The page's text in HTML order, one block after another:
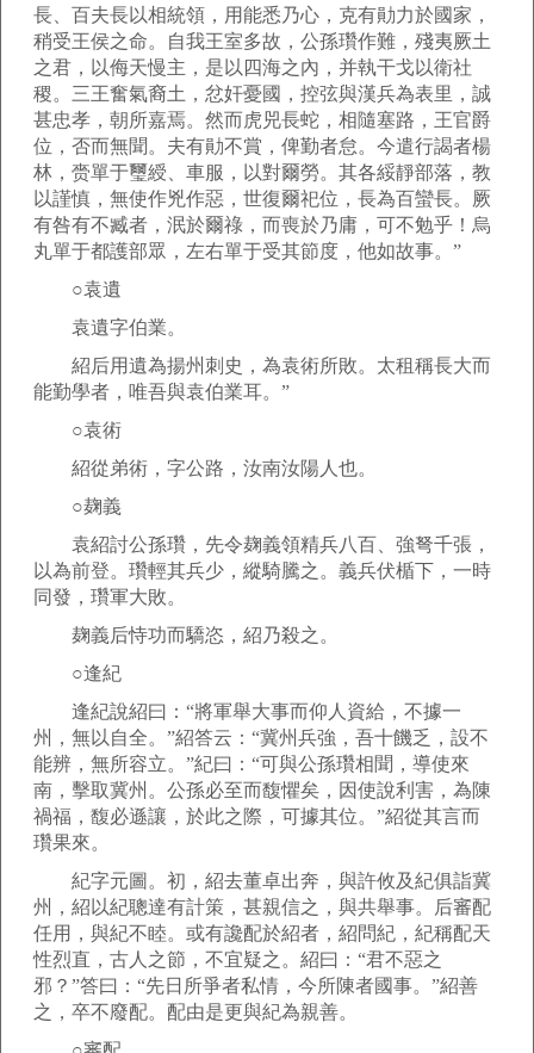
長、百夫長以相統領，用能悉乃心，克有勛力於國家，
稍受王侯之命。自我王室多故，公孫瓚作難，殘夷厥土
之君，以侮天慢主，是以四海之內，并執干戈以衛社
稷。三王奮氣裔土，忿奸憂國，控弦與漢兵為表里，誠
甚忠孝，朝所嘉焉。然而虎兕長蛇，相隨塞路，王官爵
位，否而無聞。夫有勛不賞，俾勤者怠。今遣行謁者楊
林，赍單于璽綬、車服，以對爾勞。其各綏靜部落，教
以謹慎，無使作兇作惡，世復爾祀位，長為百蠻長。厥
有咎有不臧者，泯於爾祿，而喪於乃庸，可不勉乎！烏
丸單于都護部眾，左右單于受其節度，他如故事。”
○袁遺
袁遺字伯業。
紹后用遺為揚州刺史，為袁術所敗。太租稱長大而
能勤學者，唯吾與袁伯業耳。”
○袁術
紹從弟術，字公路，汝南汝陽人也。
○麹義
袁紹討公孫瓚，先令麹義領精兵八百、強弩千張，
以為前登。瓚輕其兵少，縱騎騰之。義兵伏楯下，一時
同發，瓚軍大敗。
麹義后恃功而驕恣，紹乃殺之。
○逢紀
逢紀說紹曰：“將軍舉大事而仰人資給，不據一
州，無以自全。”紹答云：“冀州兵強，吾十饑乏，設不
能辨，無所容立。”紀曰：“可與公孫瓚相聞，導使來
南，擊取冀州。公孫必至而馥懼矣，因使說利害，為陳
禍福，馥必遜讓，於此之際，可據其位。”紹從其言而
瓚果來。
紀字元圖。初，紹去董卓出奔，與許攸及紀俱詣冀
州，紹以紀聰達有計策，甚親信之，與共舉事。后審配
任用，與紀不睦。或有讒配於紹者，紹問紀，紀稱配天
性烈直，古人之節，不宜疑之。紹曰：“君不惡之
邪？”答曰：“先日所爭者私情，今所陳者國事。”紹善
之，卒不廢配。配由是更與紀為親善。